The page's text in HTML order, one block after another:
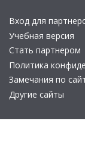
Вход для
Учебная версия
Стать партнером
Политика
Замечания по
Другие сайты